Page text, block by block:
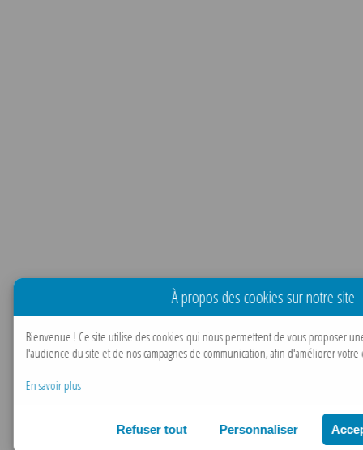
À propos des cookies sur notre site
Bienvenue ! Ce site utilise des cookies qui nous permettent de vous proposer
l'audience du site et de nos campagnes de communication, afin d'améliorer
En savoir plus